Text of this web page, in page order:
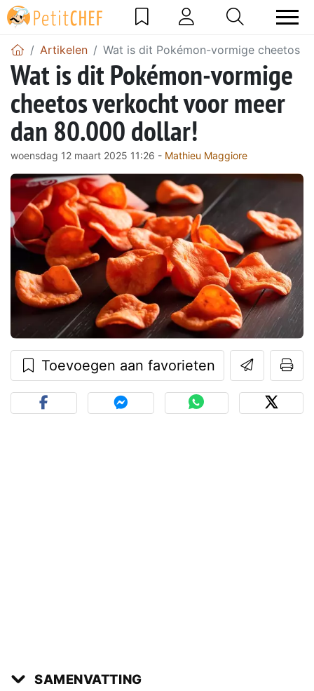
Artikelen Wat is dit Pokémon-vormige cheetos
Wat is dit Pokémon-vormige
cheetos verkocht voor meer
dan 80.000 dollar!
woensdag 12 maart 2025 11:26 - Mathieu Maggiore
Toevoegen aan favorieten
SAMENVATTING